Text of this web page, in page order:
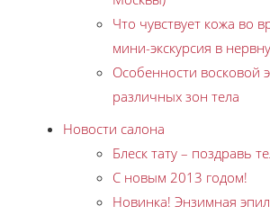
Что чувствует кожа во
мини-экскурсия в
Особенности восковой
различных зон тела
Новости салона
Блеск тату – поздравь
С новым 2013 годом!
Новинка! Энзимная